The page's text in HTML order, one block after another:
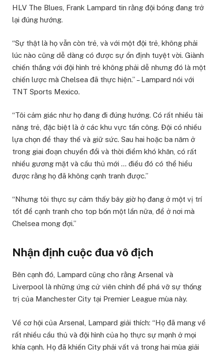
HLV The Blues, Frank Lampard tin rằng đội bóng đang trở
lại đúng hướng.
“Sự thật là họ vẫn còn trẻ, và với một đội trẻ, không phải
lúc nào cũng dễ dàng có được sự ổn định tuyệt vời. Giành
chiến thắng với đội hình trẻ không phải dễ nhưng đó là một
chiến lược mà Chelsea đã thực hiện.” – Lampard nói với
TNT Sports Mexico.
“Tôi cảm giác như họ đang đi đúng hướng. Có rất nhiều tài
năng trẻ, đặc biệt là ở các khu vực tấn công. Đội có nhiều
lựa chọn để thay thế và giữ sức. Sau hai hoặc ba năm ở
trong giai đoạn chuyển đổi và thời điểm khó khăn, có rất
nhiều gương mặt và cầu thủ mới … điều đó có thể hiểu
được rằng họ đã không cạnh tranh được.”
“Nhưng tôi thực sự cảm thấy bây giờ họ đang ở một vị trí
tốt để cạnh tranh cho top bốn một lần nữa, để ở nơi mà
Chelsea mong đợi.”
Nhận định cuộc đua vô địch
Bên cạnh đó, Lampard cũng cho rằng Arsenal và
Liverpool là những ứng cử viên chính để phá vỡ sự thống
trị của Manchester City tại Premier League mùa này.
Về cơ hội của Arsenal, Lampard giải thích: “Họ đã mang về
rất nhiều cầu thủ và đội hình của họ thực sự mạnh ở mọi
khía cạnh. Họ đã khiến City phải vất vả trong hai mùa giải